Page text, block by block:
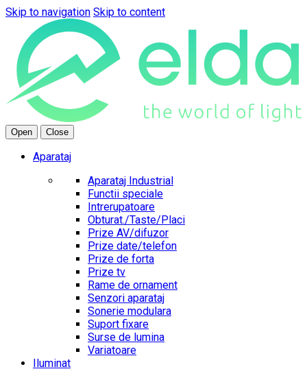
Skip to navigation Skip to content
Open Close
Aparataj
Aparataj Industrial
Functii speciale
Intrerupatoare
Obturat./Taste/Placi
Prize AV/difuzor
Prize date/telefon
Prize de forta
Prize tv
Rame de ornament
Senzori aparataj
Sonerie modulara
Suport fixare
Surse de lumina
Variatoare
Iluminat